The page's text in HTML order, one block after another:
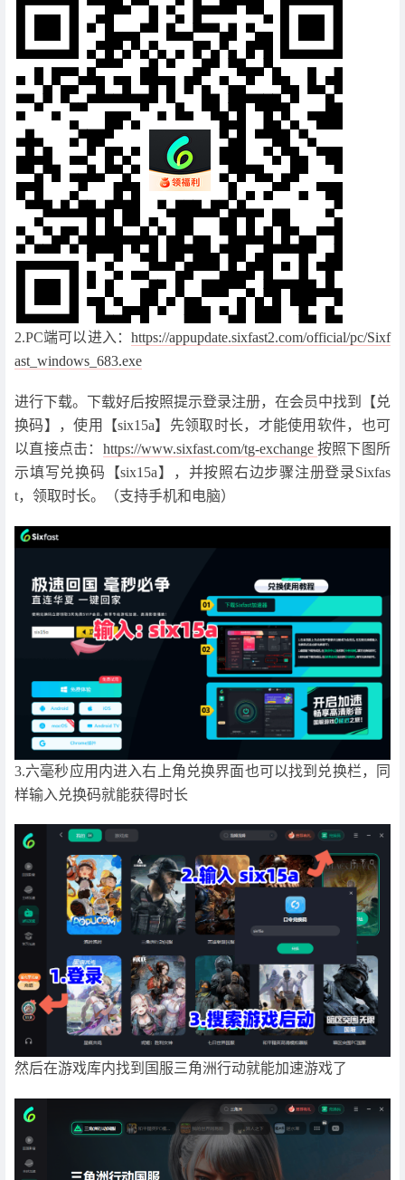
2.PC端可以进入： https://appupdate.sixfast2.com/official/pc/Sixf
ast_windows_683.exe
进行下载。下载好后按照提示登录注册，在会员中找到【兑
换码】，使用【six15a】先领取时长，才能使用软件，也可
以直接点击： https://www.sixfast.com/tg-exchange 按照下图所
示填写兑换码【six15a】，并按照右边步骤注册登录Sixfas
t，领取时长。（支持手机和电脑）
3.六毫秒应用内进入右上角兑换界面也可以找到兑换栏，同
样输入兑换码就能获得时长
然后在游戏库内找到国服三角洲行动就能加速游戏了